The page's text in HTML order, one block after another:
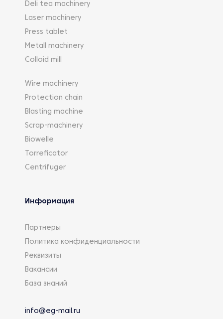
Deli tea machinery
Laser machinery
Press tablet
Metall machinery
Colloid mill
Wire machinery
Protection chain
Blasting machine
Scrap-machinery
Biowelle
Torreficator
Centrifuger
Информация
Партнеры
Политика конфиденциальности
Реквизиты
Вакансии
База знаний
info@eg-mail.ru